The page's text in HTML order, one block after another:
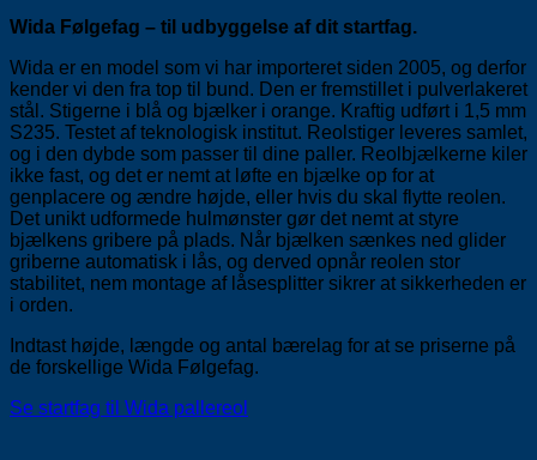
Wida Følgefag – til udbyggelse af dit startfag.
Wida er en model som vi har importeret siden 2005, og derfor
kender vi den fra top til bund. Den er fremstillet i pulverlakeret
stål. Stigerne i blå og bjælker i orange. Kraftig udført i 1,5 mm
S235. Testet af teknologisk institut. Reolstiger leveres samlet,
og i den dybde som passer til dine paller. Reolbjælkerne kiler
ikke fast, og det er nemt at løfte en bjælke op for at
genplacere og ændre højde, eller hvis du skal flytte reolen.
Det unikt udformede hulmønster gør det nemt at styre
bjælkens gribere på plads. Når bjælken sænkes ned glider
griberne automatisk i lås, og derved opnår reolen stor
stabilitet, nem montage af låsesplitter sikrer at sikkerheden er
i orden.
Indtast højde, længde og antal bærelag for at se priserne på
de forskellige Wida Følgefag.
Se startfag til Wida pallereol